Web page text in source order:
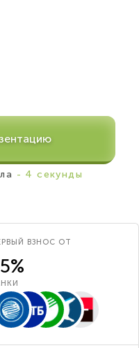
- 4 секунды
ВЗНОС ОТ